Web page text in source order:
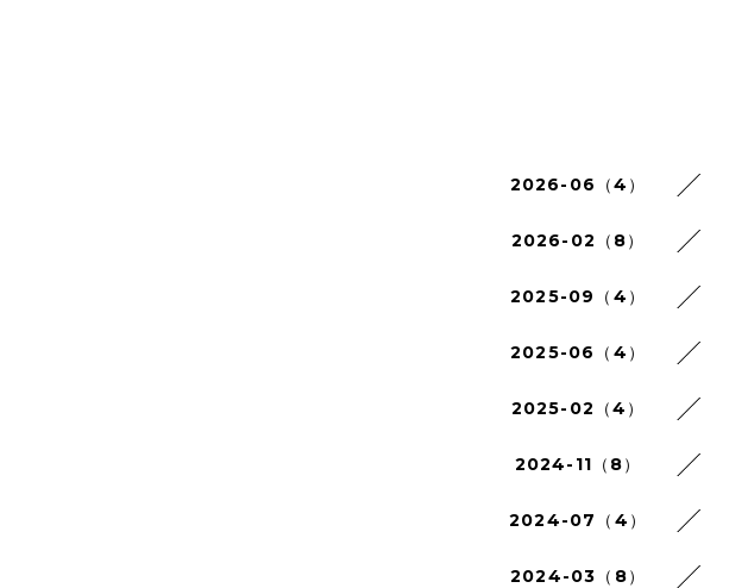
2026-06（4）
2026-02（8）
2025-09（4）
2025-06（4）
2025-02（4）
2024-11（8）
2024-07（4）
2024-03（8）